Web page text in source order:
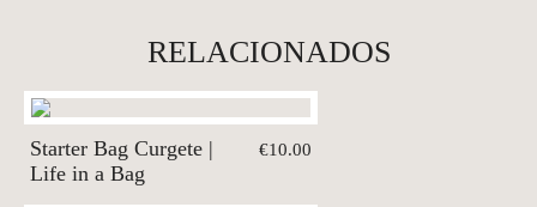
RELACIONADOS
Starter Bag Curgete |
Life in a Bag
€10.00